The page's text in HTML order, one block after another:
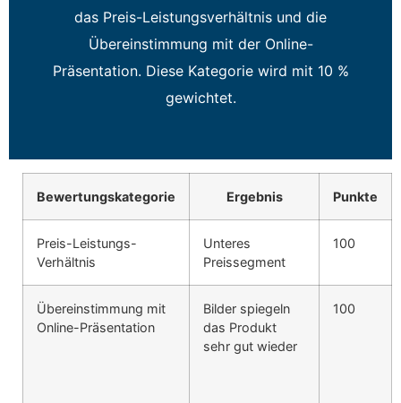
das Preis-Leistungsverhältnis und die
Übereinstimmung mit der Online-
Präsentation. Diese Kategorie wird mit 10 %
gewichtet.
Bewertungskategorie Ergebnis Punkte
Preis-Leistungs-
Verhältnis
Unteres
Preissegment
100
Übereinstimmung mit
Online-Präsentation
Bilder spiegeln
das Produkt
sehr gut wieder
100